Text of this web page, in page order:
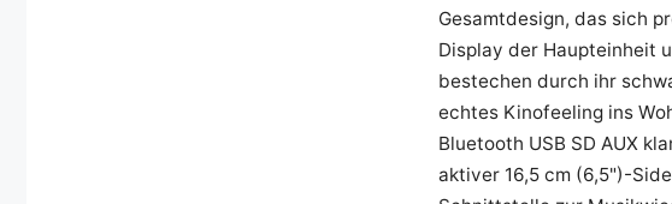
Gesamtdesign, das sich
Display der Haupteinheit
bestechen durch ihr
echtes Kinofeeling ins
Bluetooth USB SD AUX
aktiver 16,5 cm (6,5")-